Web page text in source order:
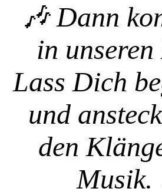
🎶 Dann
in
Lass Dich
und
den
Musik.